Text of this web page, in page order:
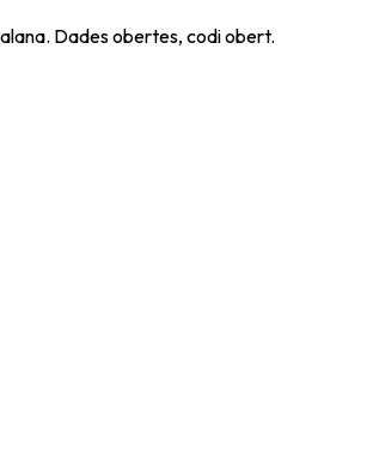
Dades obertes, codi obert.